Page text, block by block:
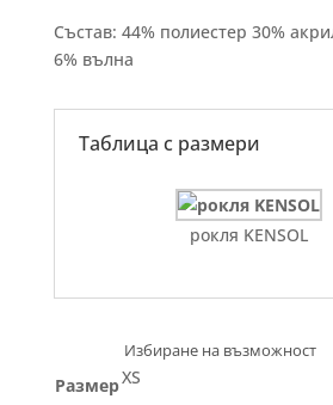
Състав: 44% полиестер 30%
6% вълна
Таблица с размери
рокля KENSOL
РазмерXS